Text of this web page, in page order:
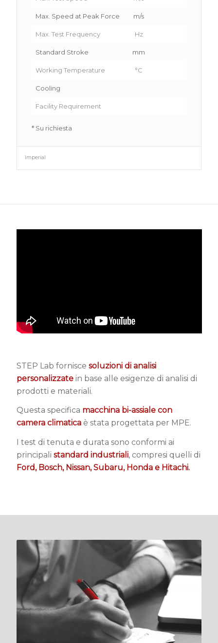
Max. Speed at Peak Force m/s
Max. Test Frequency Hz
Standard Stroke mm
Working Temperature °C
Cooling
Facility Requirement
* Su richiesta
Imperial
STEP Lab fornisce soluzioni di analisi
personalizzatein base alle esigenze di analisi di
prodotti e materiali.
Questa specifica macchina bi-assiale con
camera climaticaè stata progettata per MPE.
I test di tenuta e durata sono conformi ai
principali standard industriali, compresi quelli di
Ford, Bosch, Nissan, Subaru, Honda e Hitachi.